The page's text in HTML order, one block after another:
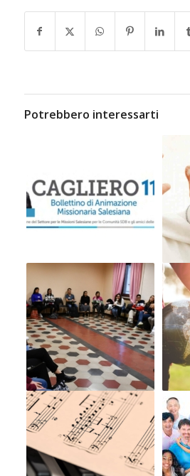
Potrebbero interessarti